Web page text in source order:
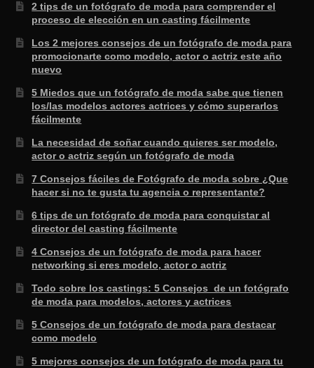
2 tips de un fotógrafo de moda para comprender el
proceso de elección en un casting fácilmente
Los 2 mejores consejos de un fotógrafo de moda para
promocionarte como modelo, actor o actriz este año
nuevo
5 Miedos que un fotógrafo de moda sabe que tienen
los/las modelos actores actrices y cómo superarlos
fácilmente
La necesidad de soñar cuando quieres ser modelo,
actor o actriz según un fotógrafo de moda
7 Consejos fáciles de Fotógrafo de moda sobre ¿Que
hacer si no te gusta tu agencia o representante?
6 tips de un fotógrafo de moda para conquistar al
director del casting fácilmente
4 Consejos de un fotógrafo de moda para hacer
networking si eres modelo, actor o actriz
Todo sobre los castings: 5 Consejos de un fotógrafo
de moda para modelos, actores y actrices
5 Consejos de un fotógrafo de moda para destacar
como modelo
5 mejores consejos de un fotógrafo de moda para tu